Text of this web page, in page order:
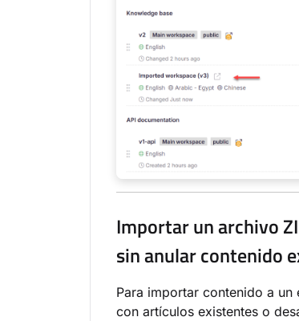
Importar un archivo
sin anular contenido
Para importar contenido a
con artículos existentes o